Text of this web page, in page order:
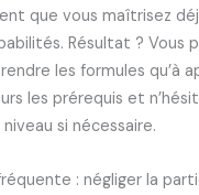
que vous maîtrisez
Résultat ? Vous
les formules qu’à
les prérequis et
si nécessaire.
: négliger la